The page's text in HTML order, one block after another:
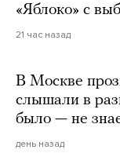
«Яблоко» с
21 час назад
В Москве
слышали в
было — не
день назад